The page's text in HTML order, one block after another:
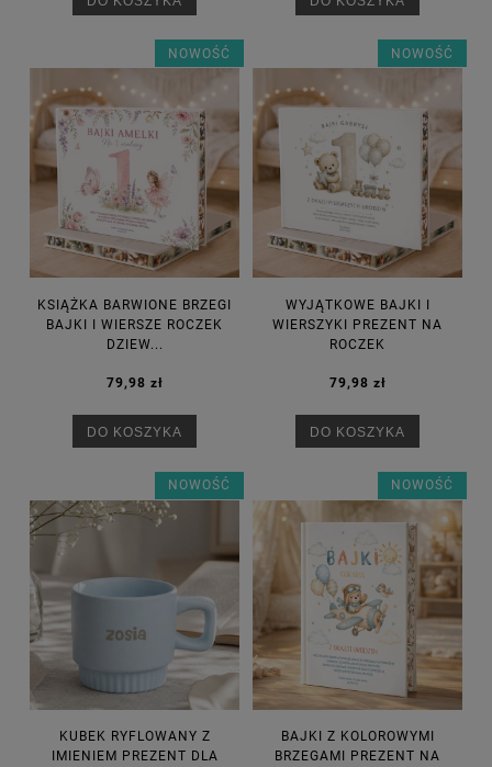
KSIĄŻKA BARWIONE BRZEGI
BAJKI I WIERSZE ROCZEK
DZIEW...
79,98 zł
DO KOSZYKA
NOWOŚĆ
WYJĄTKOWE BAJKI I
WIERSZYKI PREZENT NA
ROCZEK
79,98 zł
DO KOSZYKA
NOWOŚĆ
KUBEK RYFLOWANY Z
IMIENIEM PREZENT DLA
NOWOŚĆ
BAJKI Z KOLOROWYMI
BRZEGAMI PREZENT NA
NOWOŚĆ